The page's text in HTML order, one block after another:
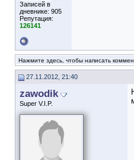
Записей в
дневнике: 905
Репутация:
126141
Нажмите здесь, чтобы написать
27.11.2012, 21:40
zawodik
Super V.I.P.